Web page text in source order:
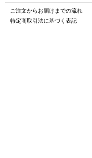
ご注文からお届けまでの流れ
特定商取引法に基づく表記